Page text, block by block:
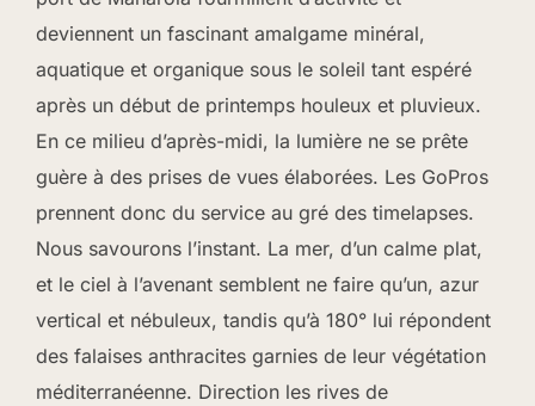
deviennent un fascinant amalgame minéral,
aquatique et organique sous le soleil tant espéré
après un début de printemps houleux et pluvieux.
En ce milieu d’après-midi, la lumière ne se prête
guère à des prises de vues élaborées. Les GoPros
prennent donc du service au gré des timelapses.
Nous savourons l’instant. La mer, d’un calme plat,
et le ciel à l’avenant semblent ne faire qu’un, azur
vertical et nébuleux, tandis qu’à 180° lui répondent
des falaises anthracites garnies de leur végétation
méditerranéenne. Direction les rives de